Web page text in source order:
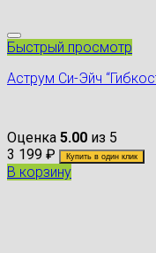
Быстрый просмотр
Аструм Си-Эйч
Оценка 5.00 из 5
3 199 ₽ Купить в один клик
В корзину